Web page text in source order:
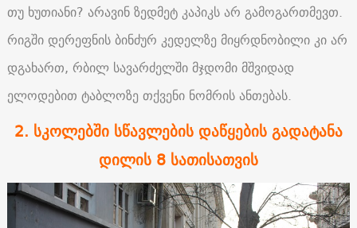
თუ ხუთიანი? არავინ ზედმეტ კაპიკს არ გამოგართმევთ.
რიგში დერეფნის ბინძურ კედელზე მიყრდნობილი კი არ
დგახართ, რბილ სავარძელში მჯდომი მშვიდად
ელოდებით ტაბლოზე თქვენი ნომრის ანთებას.
2. სკოლებში სწავლების დაწყების გადატანა
დილის 8 სათისათვის